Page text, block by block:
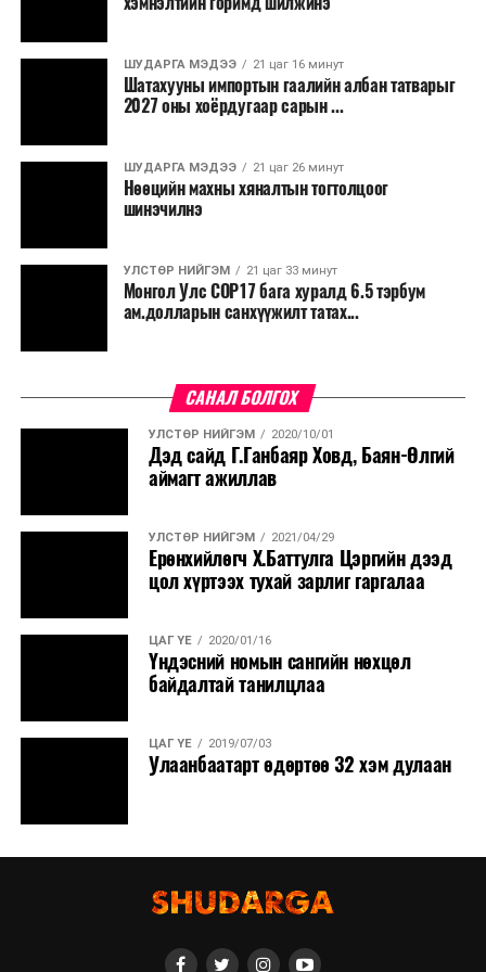
ширүүснэ. 8-нд ихэнх нутгаар, 9-нд нутгийн зүүн
Хөвсгөлийн уулархаг нутаг, Завхан, Заг, Байдраг
голын эх, Хүрэнбэлчир орчим, Тэрэлж голын
хөндийгөөр 6-11 хэм, Алтайн өвөр говь
говийн бүс нутгийн өмнөд хэсэг, Дорнод,
Дарьгангын тал нутгаар 18-23 хэм, бусад
нутгаар 12-17 хэм, өдөртөө Монгол-Алтай,
Тэрэлж, Хэрлэн, Онон, Улз, Халх голын хөндий,
Дорнод, Дарьгангын тал нутгаар 23-28 хэм, Их
нууруудын хотгор, говийн бүс нутгийн өмнөд
хэсгээр 35-40 хэм, бусад нутгаар 28-33 хэм
болон төвийн аймгуудын нутгийн хойд хэсгээр,
10, 11-нд ихэнх нутгаар сэрүүснэ.
ШУДАРГА МЭДЭЭ 21 цаг 16 минут
Шатахууны импортын гаалийн албан татварыг
2027 оны хоёрдугаар сарын ...
ШУДАРГА МЭДЭЭ 21 цаг 26 минут
Нөөцийн махны хяналтын тогтолцоог
шинэчилнэ
УЛСТӨР НИЙГЭМ 21 цаг 33 минут
Монгол Улс COP17 бага хуралд 6.5 тэрбум
ам.долларын санхүүжилт татах...
САНАЛ БОЛГОХ
УЛСТӨР НИЙГЭМ 2020/10/01
Дэд сайд Г.Ганбаяр Ховд, Баян-Өлгий
аймагт ажиллав
УЛСТӨР НИЙГЭМ 2021/04/29
Ерөнхийлөгч Х.Баттулга Цэргийн дээд
цол хүртээх тухай зарлиг гаргалаа
ЦАГ ҮЕ 2020/01/16
Үндэсний номын сангийн нөхцөл
байдалтай танилцлаа
ЦАГ ҮЕ 2019/07/03
Улаанбаатарт өдөртөө 32 хэм дулаан